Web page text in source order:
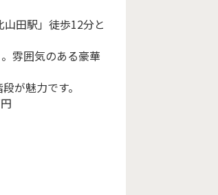
山田駅」徒歩12分と
雰囲気のある豪華
が魅力です。